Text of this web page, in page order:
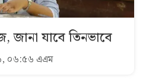
যাবে তিনভাবে
০৬:৫৬ এএম